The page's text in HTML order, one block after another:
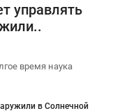
управлять
время наука
в Солнечной